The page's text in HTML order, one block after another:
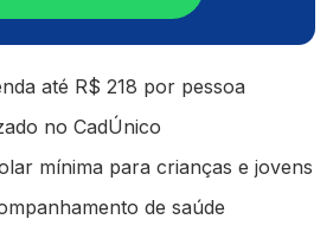
até R$ 218 por pessoa
no CadÚnico
mínima para crianças e jovens
de saúde